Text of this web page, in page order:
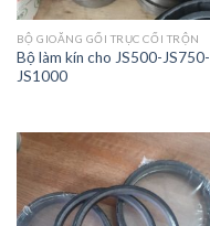
BỘ GIOĂNG GỐI TRỤC CỐI TRỘN
Bộ làm kín cho JS500-JS750-
JS1000